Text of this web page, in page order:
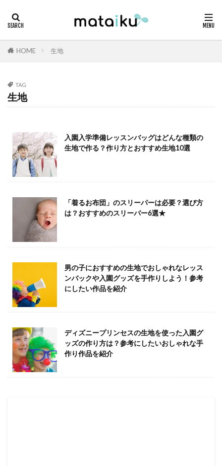
HOME 生地
TAG
生地
入園入学準備レッスンバッグはどんな種類の
生地で作る？作り方とおすすめ生地10選
「着るお布団」のスリーパーは必要？選び方
は？おすすめのスリーパー6選★
男の子におすすめの生地でおしゃれなレッス
ンバックや入園グッズを手作りしよう！参考
にしたい作品を紹介
ディズニープリンセスの生地を使った入園グ
ッズの作り方は？参考にしたいおしゃれな手
作り作品を紹介